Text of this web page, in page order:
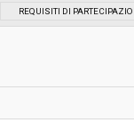
REQUISITI DI